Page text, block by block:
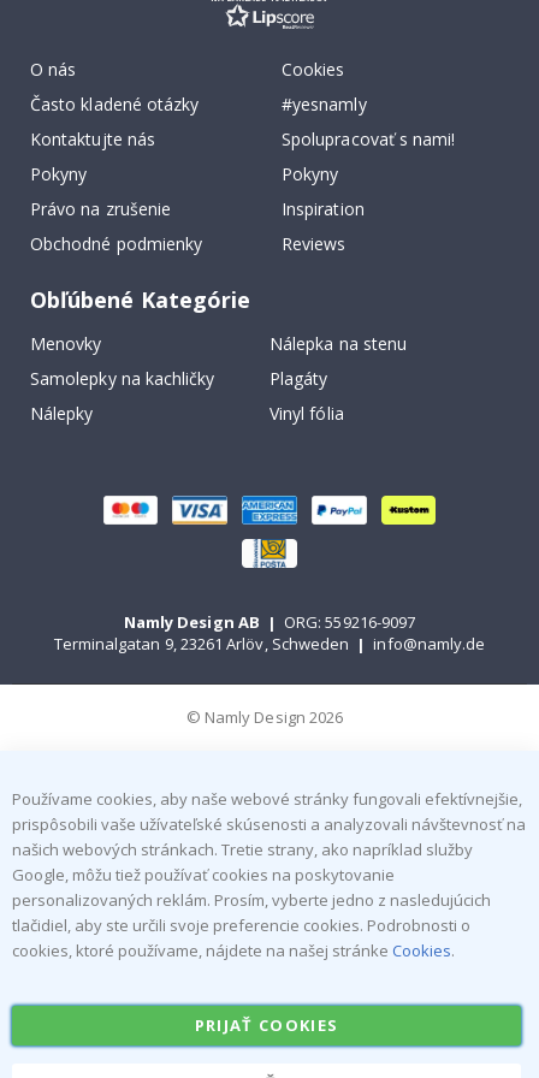
O nás
Často kladené otázky
Kontaktujte nás
Pokyny
Právo na zrušenie
Obchodné podmienky
Cookies
#yesnamly
Spolupracovať s nami!
Pokyny
Inspiration
Reviews
Obľúbené Kategórie
Menovky
Nálepka na stenu
Samolepky na kachličky
Plagáty
Nálepky
Vinyl fólia
Namly Design AB | ORG: 559216-9097
Terminalgatan 9, 23261 Arlöv, Schweden | info@namly.de
© Namly Design 2026
Používame cookies, aby naše webové stránky fungovali efektívnejšie,
prispôsobili vaše užívateľské skúsenosti a analyzovali návštevnosť na
našich webových stránkach. Tretie strany, ako napríklad služby
Google, môžu tiež používať cookies na poskytovanie
personalizovaných reklám. Prosím, vyberte jedno z nasledujúcich
tlačidiel, aby ste určili svoje preferencie cookies. Podrobnosti o
cookies, ktoré používame, nájdete na našej stránke Cookies.
PRIJAŤ COOKIES